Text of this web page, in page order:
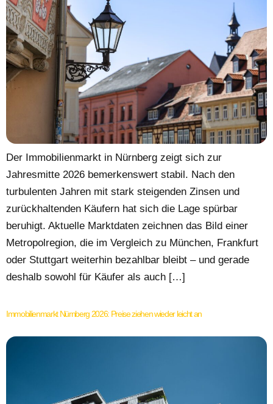
Der Immobilienmarkt in Nürnberg zeigt sich zur
Jahresmitte 2026 bemerkenswert stabil. Nach den
turbulenten Jahren mit stark steigenden Zinsen und
zurückhaltenden Käufern hat sich die Lage spürbar
beruhigt. Aktuelle Marktdaten zeichnen das Bild einer
Metropolregion, die im Vergleich zu München, Frankfurt
oder Stuttgart weiterhin bezahlbar bleibt – und gerade
deshalb sowohl für Käufer als auch […]
Immobilienmarkt Nürnberg 2026: Preise ziehen wieder leicht an